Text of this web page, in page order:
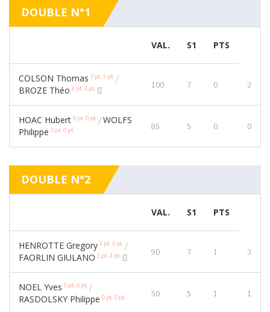
DOUBLE N°1
VAL. S1 PTS
COLSON Thomas 3 pt. 3 pt. /
BROZE Théo 3 pt. 3 pt. 100 7 0 2
HOAC Hubert 0 pt. 0 pt. /WOLFS
Philippe 0 pt. 0 pt. 85 5 0 0
DOUBLE N°2
VAL. S1 PTS
HENROTTE Gregory 3 pt. 3 pt. /
FAORLIN GIULANO 3 pt. 3 pt. 90 7 1 3
NOEL Yves 0 pt. 0 pt. /
RASDOLSKY Philippe 0 pt. 0 pt. 50 5 1 1